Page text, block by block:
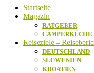
Startseite
Magazin
RATGEBER
CAMPERKÜCHE
Reiseziele –
DEUTSCHLAND
SLOWENIEN
KROATIEN